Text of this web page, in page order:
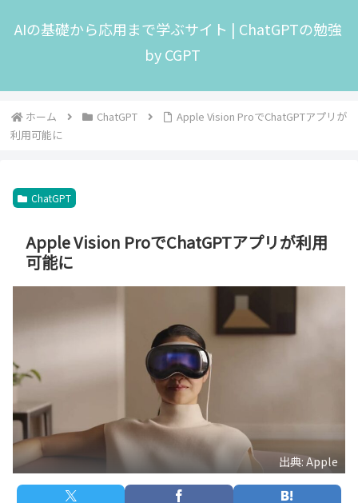
AIの基礎から応用まで学ぶサイト | ChatGPTの勉強
by CGPT
ホーム ChatGPT
Apple Vision ProでChatGPTアプリが
利用可能に
ChatGPT
Apple Vision ProでChatGPTアプリが利用
可能に
出典: Apple